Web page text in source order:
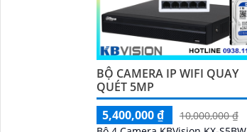
BỘ CAMERA IP WIFI QUAY
QUÉT 5MP
5,400,000 ₫
10,000,000 ₫